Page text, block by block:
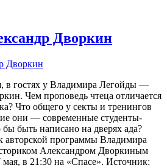
Дворкин
в гостях у Владимира Легойды —
Чем проповедь чтеца отличается
Что общего у секты и тренингов
они — современные студенты-
быть написано на дверях ада?
программы Владимира
Александром Дворкиным
мая, в 21:30 на «Спасе». Источник: